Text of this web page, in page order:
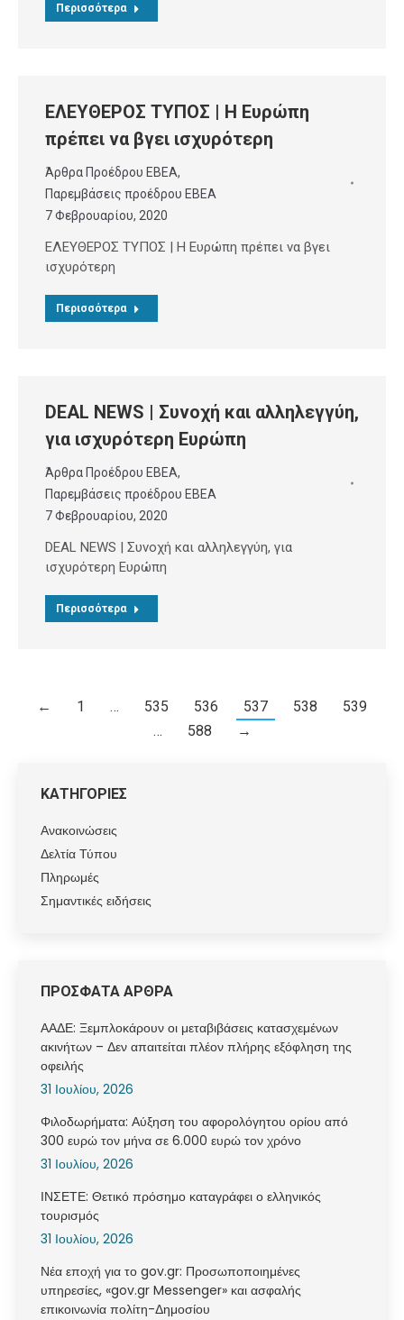
Περισσότερα
ΕΛΕΥΘΕΡΟΣ ΤΥΠΟΣ | Η Ευρώπη
πρέπει να βγει ισχυρότερη
Άρθρα Προέδρου ΕΒΕΑ,
Παρεμβάσεις προέδρου ΕΒΕΑ
7 Φεβρουαρίου, 2020
ΕΛΕΥΘΕΡΟΣ ΤΥΠΟΣ | Η Ευρώπη πρέπει να βγει
ισχυρότερη
Περισσότερα
DEAL NEWS | Συνοχή και αλληλεγγύη,
για ισχυρότερη Ευρώπη
Άρθρα Προέδρου ΕΒΕΑ,
Παρεμβάσεις προέδρου ΕΒΕΑ
7 Φεβρουαρίου, 2020
DEAL NEWS | Συνοχή και αλληλεγγύη, για
ισχυρότερη Ευρώπη
Περισσότερα
← 1 … 535 536 537 538
539
…
588 →
ΚΑΤΗΓΟΡΙΕΣ
Ανακοινώσεις
Δελτία Τύπου
Πληρωμές
Σημαντικές ειδήσεις
ΠΡΟΣΦΑΤΑ ΑΡΘΡΑ
ΑΑΔΕ: Ξεμπλοκάρουν οι μεταβιβάσεις κατασχεμένων
ακινήτων – Δεν απαιτείται πλέον πλήρης εξόφληση της
οφειλής
31 Ιουλίου, 2026
Φιλοδωρήματα: Αύξηση του αφορολόγητου ορίου από
300 ευρώ τον μήνα σε 6.000 ευρώ τον χρόνο
31 Ιουλίου, 2026
ΙΝΣΕΤΕ: Θετικό πρόσημο καταγράφει ο ελληνικός
τουρισμός
31 Ιουλίου, 2026
Νέα εποχή για το gov.gr: Προσωποποιημένες
υπηρεσίες, «gov.gr Messenger» και ασφαλής
επικοινωνία πολίτη-Δημοσίου